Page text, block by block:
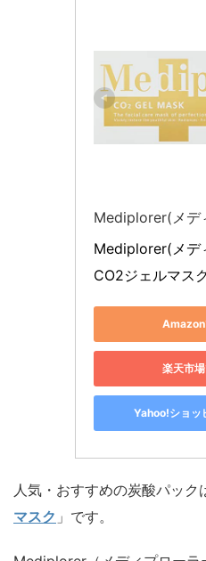
Mediplorer(メデ
Mediplorer(メデ
CO2ジェルマス
Amazon
楽天市
Yahoo!ショッ
人気・おすすめの炭酸パック
マスク 」です。